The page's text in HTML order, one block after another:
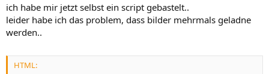
ich habe mir jetzt selbst ein script gebastelt..
leider habe ich das problem, dass bilder mehrmals geladne
werden..
HTML: